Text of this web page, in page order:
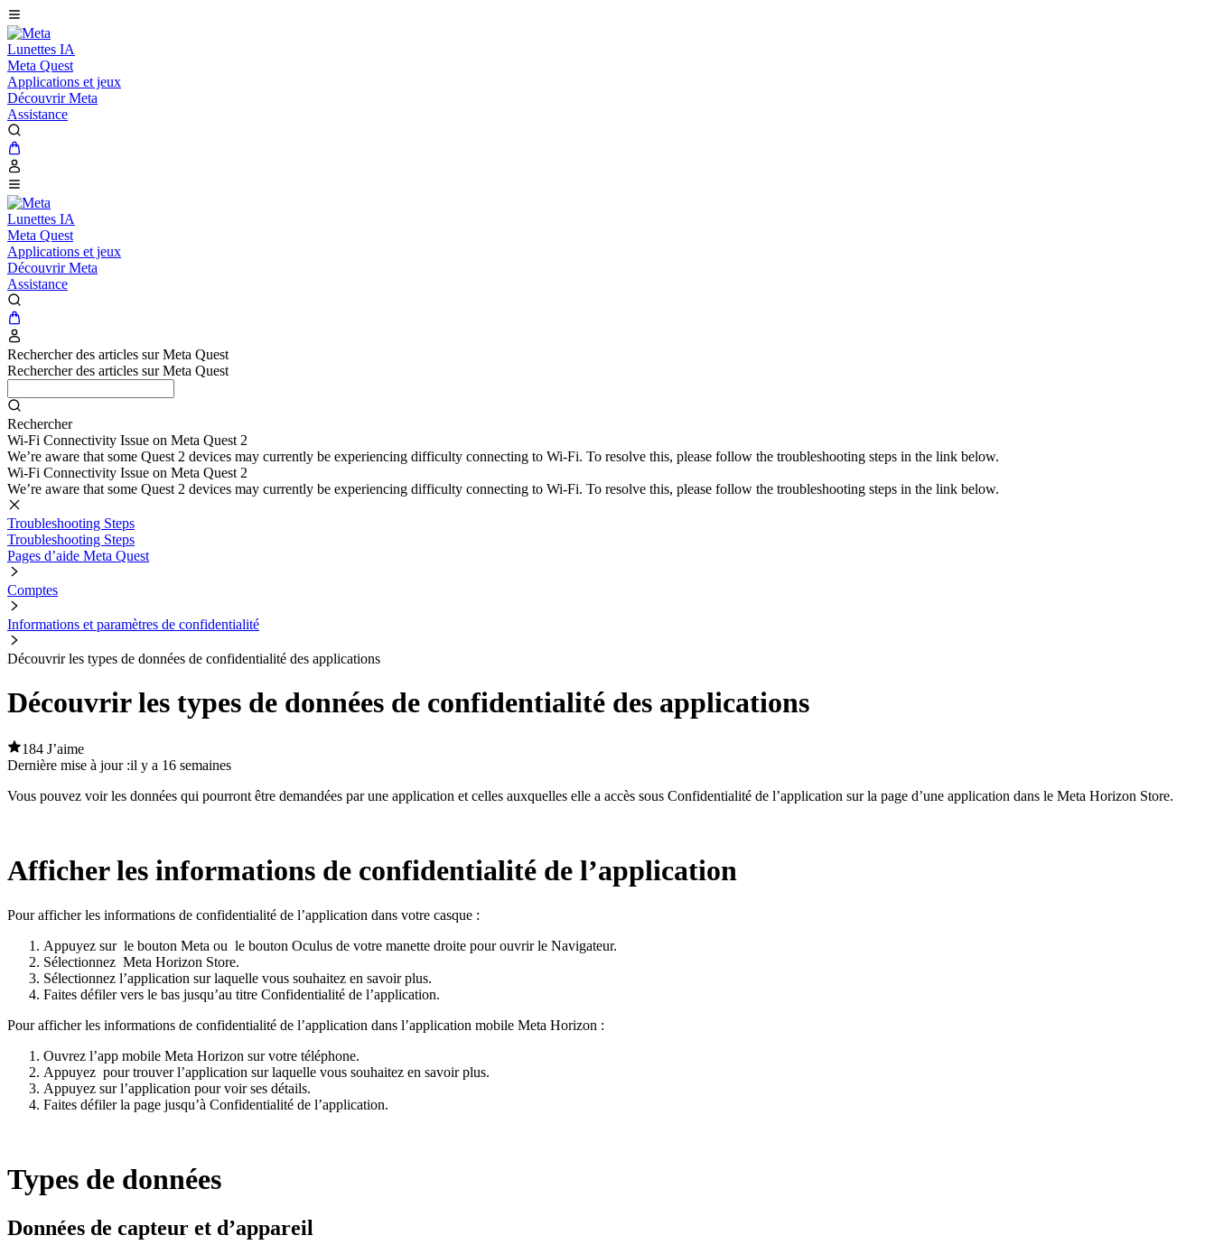
Lunettes IA
Meta Quest
Applications et jeux
Découvrir Meta
Assistance
Lunettes IA
Meta Quest
Applications et jeux
Découvrir Meta
Assistance
Rechercher des articles sur Meta Quest
Rechercher des articles sur Meta Quest
Rechercher
Wi-Fi Connectivity Issue on Meta Quest 2
We’re aware that some Quest 2 devices may currently be experiencing difficulty connecting to Wi-Fi. To resolve this, please follow the troubleshooting steps in the link below.
Wi-Fi Connectivity Issue on Meta Quest 2
We’re aware that some Quest 2 devices may currently be experiencing difficulty connecting to Wi-Fi. To resolve this, please follow the troubleshooting steps in the link below.
Troubleshooting Steps
Troubleshooting Steps
Pages d’aide Meta Quest
Comptes
Informations et paramètres de confidentialité
Découvrir les types de données de confidentialité des applications
Découvrir les types de données de confidentialité des applications
184 J’aime
Dernière mise à jour :il y a 16 semaines
Vous pouvez voir les données qui pourront être demandées par une application et celles auxquelles elle a accès sous Confidentialité de l’application sur la page d’une application dans le Meta Horizon Store.
Afficher les informations de confidentialité de l’application
Pour afficher les informations de confidentialité de l’application dans votre casque :
Appuyez sur le bouton Meta ou le bouton Oculus de votre manette droite pour ouvrir le Navigateur.
Sélectionnez Meta Horizon Store.
Sélectionnez l’application sur laquelle vous souhaitez en savoir plus.
Faites défiler vers le bas jusqu’au titre Confidentialité de l’application.
Pour afficher les informations de confidentialité de l’application dans l’application mobile Meta Horizon :
Ouvrez l’app mobile Meta Horizon sur votre téléphone.
Appuyez pour trouver l’application sur laquelle vous souhaitez en savoir plus.
Appuyez sur l’application pour voir ses détails.
Faites défiler la page jusqu’à Confidentialité de l’application.
Types de données
Données de capteur et d’appareil